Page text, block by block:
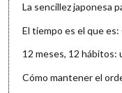
La sencillez japonesa
El tiempo es el que
12 meses, 12 hábitos:
Cómo mantener el